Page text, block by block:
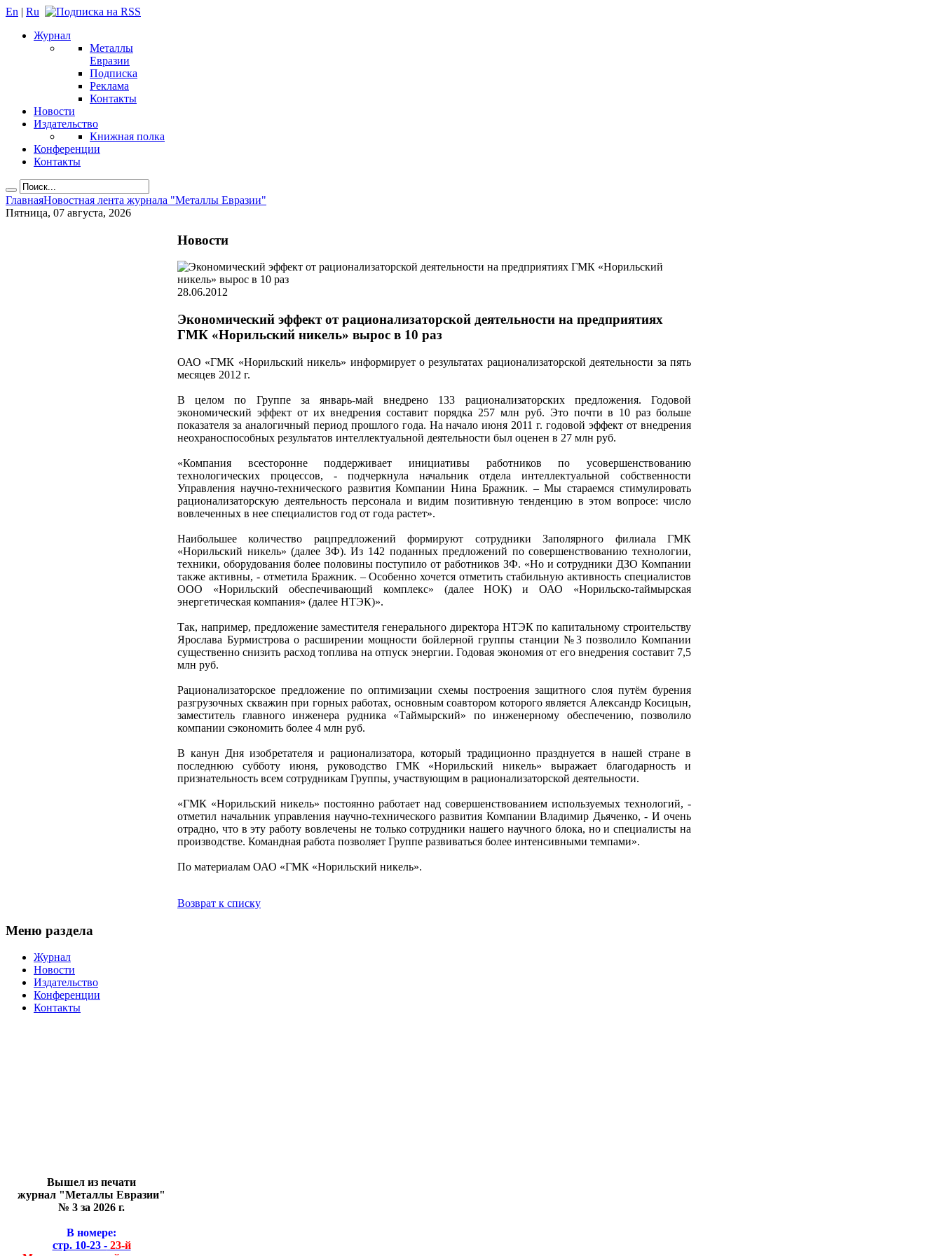
En | Ru
Журнал
Металлы
Евразии
Подписка
Реклама
Контакты
Новости
Издательство
Книжная полка
Конференции
Контакты
ГлавнаяНовостная лента журнала "Металлы Евразии"
Пятница, 07 августа, 2026
Новости
28.06.2012
Экономический эффект от рационализаторской деятельности на предприятиях
ГМК «Норильский никель» вырос в 10 раз
ОАО «ГМК «Норильский никель» информирует о результатах рационализаторской деятельности за пять
месяцев 2012 г.
В целом по Группе за январь-май внедрено 133 рационализаторских предложения. Годовой
экономический эффект от их внедрения составит порядка 257 млн руб. Это почти в 10 раз больше
показателя за аналогичный период прошлого года. На начало июня 2011 г. годовой эффект от внедрения
неохраноспособных результатов интеллектуальной деятельности был оценен в 27 млн руб.
«Компания всесторонне поддерживает инициативы работников по усовершенствованию
технологических процессов, - подчеркнула начальник отдела интеллектуальной собственности
Управления научно-технического развития Компании Нина Бражник. – Мы стараемся стимулировать
рационализаторскую деятельность персонала и видим позитивную тенденцию в этом вопросе: число
вовлеченных в нее специалистов год от года растет».
Наибольшее количество рацпредложений формируют сотрудники Заполярного филиала ГМК
«Норильский никель» (далее ЗФ). Из 142 поданных предложений по совершенствованию технологии,
техники, оборудования более половины поступило от работников ЗФ. «Но и сотрудники ДЗО Компании
также активны, - отметила Бражник. – Особенно хочется отметить стабильную активность специалистов
ООО «Норильский обеспечивающий комплекс» (далее НОК) и ОАО «Норильско-таймырская
энергетическая компания» (далее НТЭК)».
Так, например, предложение заместителя генерального директора НТЭК по капитальному строительству
Ярослава Бурмистрова о расширении мощности бойлерной группы станции №3 позволило Компании
существенно снизить расход топлива на отпуск энергии. Годовая экономия от его внедрения составит 7,5
млн руб.
Рационализаторское предложение по оптимизации схемы построения защитного слоя путём бурения
разгрузочных скважин при горных работах, основным соавтором которого является Александр Косицын,
заместитель главного инженера рудника «Таймырский» по инженерному обеспечению, позволило
компании сэкономить более 4 млн руб.
В канун Дня изобретателя и рационализатора, который традиционно празднуется в нашей стране в
последнюю субботу июня, руководство ГМК «Норильский никель» выражает благодарность и
признательность всем сотрудникам Группы, участвующим в рационализаторской деятельности.
«ГМК «Норильский никель» постоянно работает над совершенствованием используемых технологий, -
отметил начальник управления научно-технического развития Компании Владимир Дьяченко, - И очень
отрадно, что в эту работу вовлечены не только сотрудники нашего научного блока, но и специалисты на
производстве. Командная работа позволяет Группе развиваться более интенсивными темпами».
По материалам ОАО «ГМК «Норильский никель».
Возврат к списку
Меню раздела
Журнал
Новости
Издательство
Конференции
Контакты
Вышел из печати
журнал "Металлы Евразии"
№ 3 за 2026 г.
В номере:
стр. 10-23 -23-й